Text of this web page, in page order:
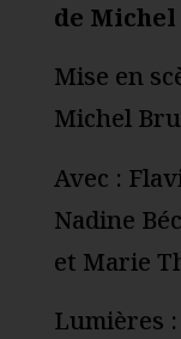
de
Mise en
Michel
Avec :
Nadine
et Marie
Lumières